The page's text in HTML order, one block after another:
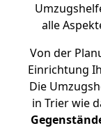
alle
Von der
Einrichtung
Die
in Trier wie